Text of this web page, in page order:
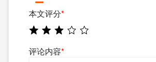
本文评分*
评论内容*